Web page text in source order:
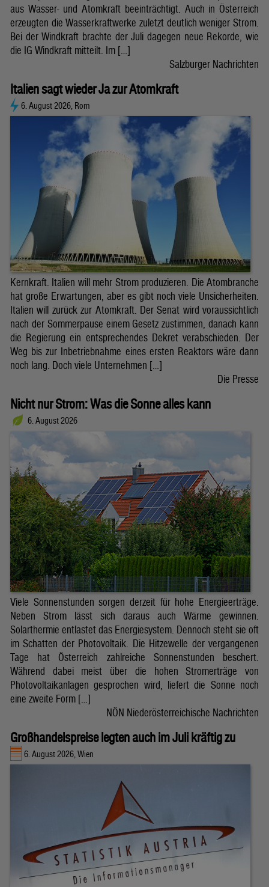
aus Wasser- und Atomkraft beeinträchtigt. Auch in Österreich
erzeugten die Wasserkraftwerke zuletzt deutlich weniger Strom.
Bei der Windkraft brachte der Juli dagegen neue Rekorde, wie
die IG Windkraft mitteilt. Im […]
Salzburger Nachrichten
Italien sagt wieder Ja zur Atomkraft
6. August 2026, Rom
Kernkraft. Italien will mehr Strom produzieren. Die Atombranche
hat große Erwartungen, aber es gibt noch viele Unsicherheiten.
Italien will zurück zur Atomkraft. Der Senat wird voraussichtlich
nach der Sommerpause einem Gesetz zustimmen, danach kann
die Regierung ein entsprechendes Dekret verabschieden. Der
Weg bis zur Inbetriebnahme eines ersten Reaktors wäre dann
noch lang. Doch viele Unternehmen […]
Die Presse
Nicht nur Strom: Was die Sonne alles kann
6. August 2026
Viele Sonnenstunden sorgen derzeit für hohe Energieerträge.
Neben Strom lässt sich daraus auch Wärme gewinnen.
Solarthermie entlastet das Energiesystem. Dennoch steht sie oft
im Schatten der Photovoltaik. Die Hitzewelle der vergangenen
Tage hat Österreich zahlreiche Sonnenstunden beschert.
Während dabei meist über die hohen Stromerträge von
Photovoltaikanlagen gesprochen wird, liefert die Sonne noch
eine zweite Form […]
NÖN Niederösterreichische Nachrichten
Großhandelspreise legten auch im Juli kräftig zu
6. August 2026, Wien